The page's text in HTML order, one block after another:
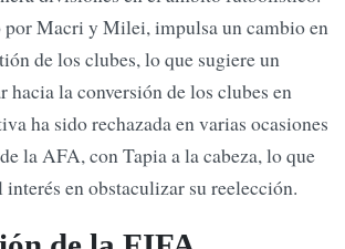
por Macri y Milei, impulsa un cambio en
de los clubes, lo que sugiere un
hacia la conversión de los clubes en
ha sido rechazada en varias ocasiones
la AFA, con Tapia a la cabeza, lo que
en obstaculizar su reelección.